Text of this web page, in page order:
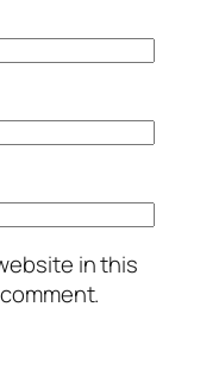
in this